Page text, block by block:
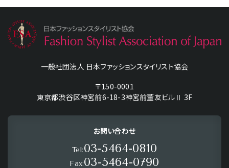
一般社団法人 日本ファッションスタイリスト協会
〒150-0001
東京都渋谷区神宮前6-18-3神宮前董友ビルⅡ 3F
お問い合わせ
Tel:03-5464-0810
Fax:03-5464-0790